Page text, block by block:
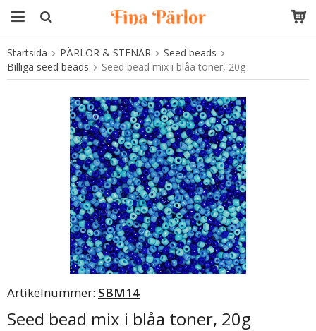
Produkten har blivit tillagd i varukorgen
Startsida PÄRLOR & STENAR
Seed beads
Billiga seed beads
Seed bead mix i blåa toner, 20g
Artikelnummer: SBM14
Seed bead mix i blåa toner, 20g